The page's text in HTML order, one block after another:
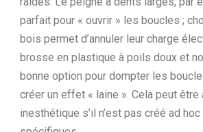
parfait pour « ouvrir » les boucles ;
bois permet d’annuler leur charge
brosse en plastique à poils doux et
bonne option pour dompter les
créer un effet « laine ». Cela peut être
inesthétique s’il n’est pas créé ad